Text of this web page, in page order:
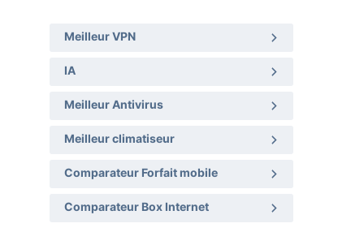
Meilleur VPN
IA
Meilleur Antivirus
Meilleur climatiseur
Comparateur Forfait mobile
Comparateur Box Internet